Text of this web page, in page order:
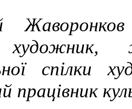
художник,
спілки
працівник